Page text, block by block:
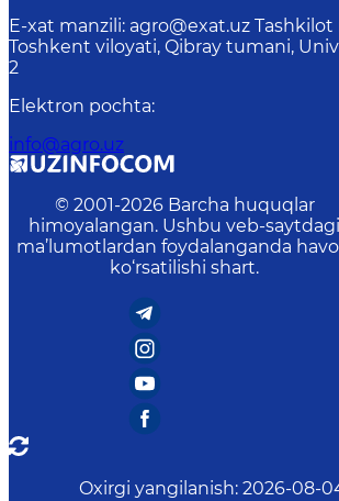
E-xat manzili: agro@exat.uz Tashkilot
Toshkent viloyati, Qibray tumani,
2
Elektron pochta:
info@agro.uz
© 2001-2026 Barcha huquqlar
himoyalangan. Ushbu veb-saytdagi
ma’lumotlardan foydalanganda
ko‘rsatilishi shart.
Oxirgi yangilanish: 2026-08-